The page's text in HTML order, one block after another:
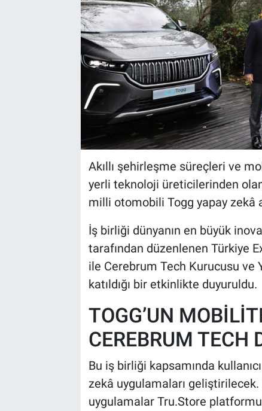
Akıllı şehirleşme süreçleri ve
yerli teknoloji üreticilerinden
milli otomobili Togg yapay zekâ
İş birliği dünyanın en büyük
tarafından düzenlenen Türkiye
ile Cerebrum Tech Kurucusu ve
katıldığı bir etkinlikte duyuruldu.
TOGG’UN
CEREBRUM TECH
Bu iş birliği kapsamında
zekâ uygulamaları
uygulamalar Tru.Store
Ağır Sanayi Çözümleri